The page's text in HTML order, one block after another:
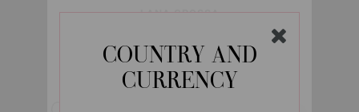
COUNTRY AND
CURRENCY
LANA GROSSA
PROMESSA